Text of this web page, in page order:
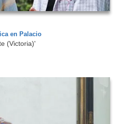
en Palacio
(Victoria)'